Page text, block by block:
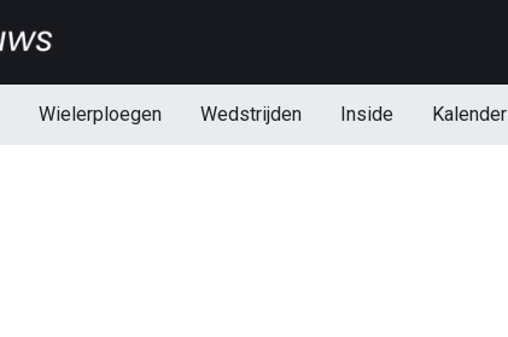
Wielerploegen Wedstrijden Inside Kalender